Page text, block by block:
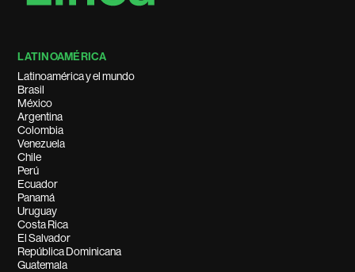
LATINOAMÉRICA
Latinoamérica y el mundo
Brasil
México
Argentina
Colombia
Venezuela
Chile
Perú
Ecuador
Panamá
Uruguay
Costa Rica
El Salvador
República Dominicana
Guatemala